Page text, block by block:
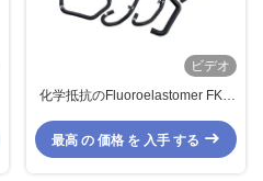
ビデオ
化学抵抗のFluoroelastomer FKM
最高 の 価格 を 入手 する